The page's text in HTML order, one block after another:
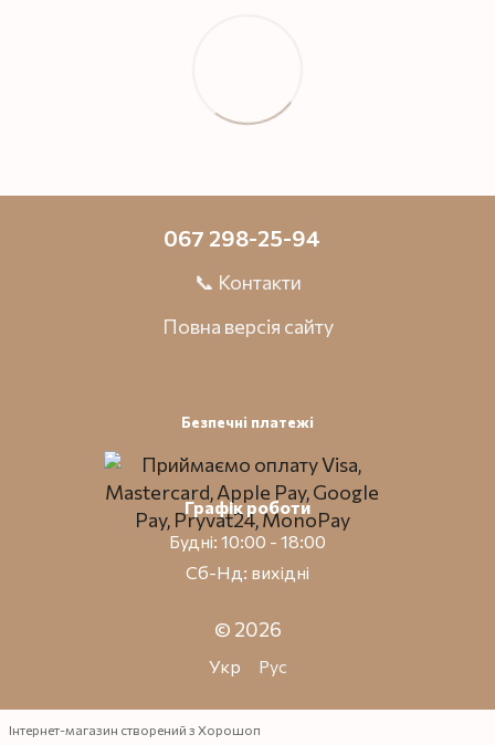
067 298-25-94
📞 Контакти
Повна версія сайту
Безпечні платежі
Графік роботи
Будні: 10:00 - 18:00
Сб-Нд: вихідні
© 2026
Укр Рус
Інтернет-магазин створений з Хорошоп